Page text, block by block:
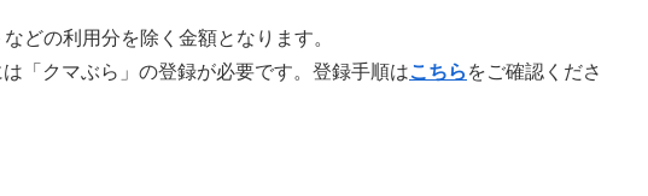
どの利用分を除く金額となります。
「クマぶら」の登録が必要です。登録手順はこちら をご確認くださ